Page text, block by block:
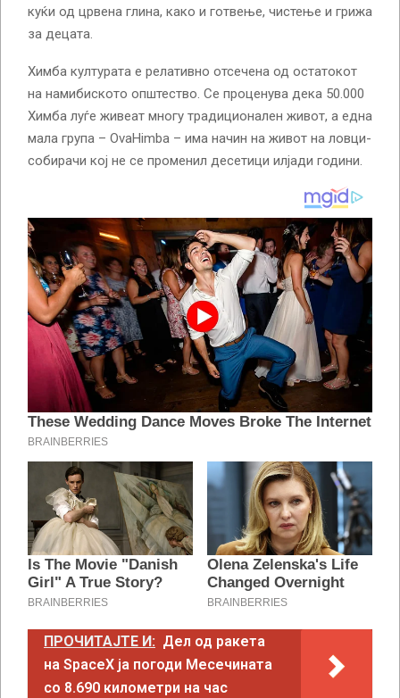
куќи од црвена глина, како и готвење, чистење и грижа
за децата.
Химба културата е релативно отсечена од остатокот
на намибиското општество. Се проценува дека 50.000
Химба луѓе живеат многу традиционален живот, а една
мала група – OvaHimba – има начин на живот на ловци-
собирачи кој не се променил десетици илјади години.
ПРОЧИТАЈТЕ И: Дел од ракета
на SpaceX ја погоди Месечината
со 8.690 километри на час